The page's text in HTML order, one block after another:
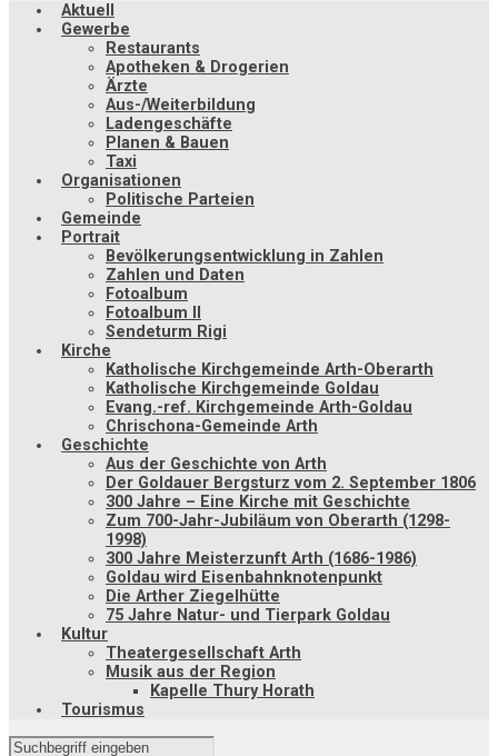
Aktuell
Gewerbe
Restaurants
Apotheken & Drogerien
Ärzte
Aus-/Weiterbildung
Ladengeschäfte
Planen & Bauen
Taxi
Organisationen
Politische Parteien
Gemeinde
Portrait
Bevölkerungsentwicklung in Zahlen
Zahlen und Daten
Fotoalbum
Fotoalbum II
Sendeturm Rigi
Kirche
Katholische Kirchgemeinde Arth-Oberarth
Katholische Kirchgemeinde Goldau
Evang.-ref. Kirchgemeinde Arth-Goldau
Chrischona-Gemeinde Arth
Geschichte
Aus der Geschichte von Arth
Der Goldauer Bergsturz vom 2. September 1806
300 Jahre – Eine Kirche mit Geschichte
Zum 700-Jahr-Jubiläum von Oberarth (1298-
1998)
300 Jahre Meisterzunft Arth (1686-1986)
Goldau wird Eisenbahnknotenpunkt
Die Arther Ziegelhütte
75 Jahre Natur- und Tierpark Goldau
Kultur
Theatergesellschaft Arth
Musik aus der Region
Kapelle Thury Horath
Tourismus